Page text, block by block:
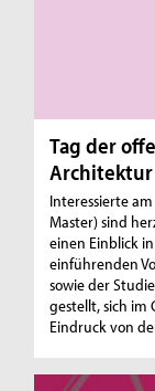
Tag der
Architektur
Interessierte
Master) sind
einen Einblick
einführenden
sowie der
gestellt, sich im
Eindruck von